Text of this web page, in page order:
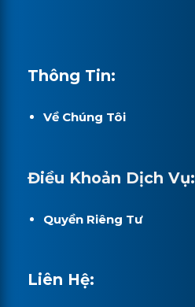
Thông Tin:
Về Chúng Tôi
Điều Khoản Dịch Vụ:
Quyền Riêng Tư
Liên Hệ: